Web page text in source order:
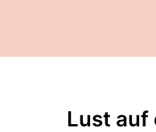
Lust auf